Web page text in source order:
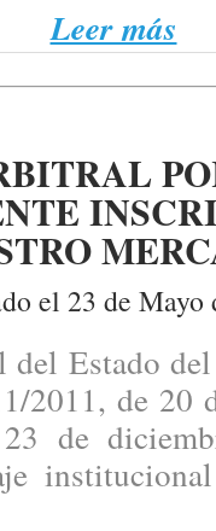
Leer más
el 23 de Mayo
Estado del
2011, de 20
de